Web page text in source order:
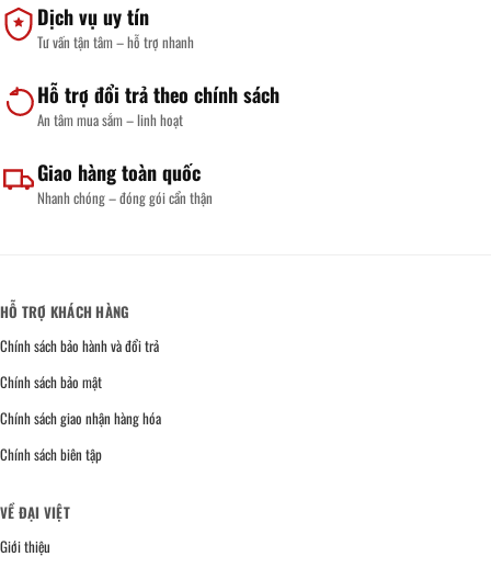
Dịch vụ uy tín
Tư vấn tận tâm – hỗ trợ nhanh
Hỗ trợ đổi trả theo chính sách
An tâm mua sắm – linh hoạt
Giao hàng toàn quốc
Nhanh chóng – đóng gói cẩn thận
HỖ TRỢ KHÁCH HÀNG
Chính sách bảo hành và đổi trả
Chính sách bảo mật
Chính sách giao nhận hàng hóa
Chính sách biên tập
VỀ ĐẠI VIỆT
Giới thiệu